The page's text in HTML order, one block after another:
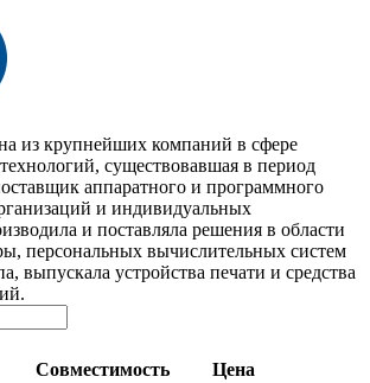
из крупнейших компаний в сфере
существовавшая в период
аппаратного и программного
и индивидуальных
и поставляла решения в области
персональных вычислительных систем
выпускала устройства печати и средства
Совместимость
Цена